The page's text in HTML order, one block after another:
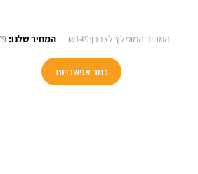
₪149
המחיר
היה:
₪149.
בחר אפשרויות